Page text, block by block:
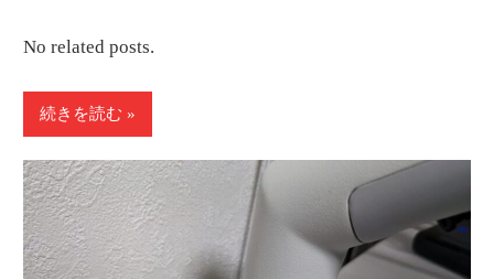
No related posts.
続きを読む